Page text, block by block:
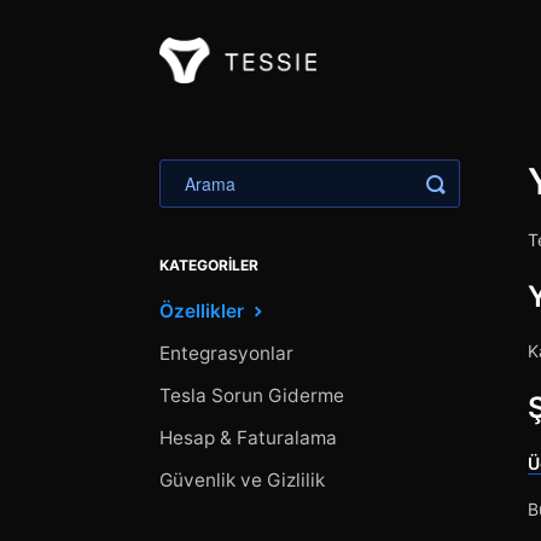
Aramayı
KATEGORILER
Özellikler
Entegrasyonlar
Tesla Sorun Giderme
Hesap & Faturalama
Güvenlik ve Gizlilik